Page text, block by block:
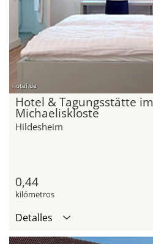
hotel.de
Hotel & Tagungsstätte im
Michaeliskloste
Hildesheim
0,44
kilómetros
Detalles